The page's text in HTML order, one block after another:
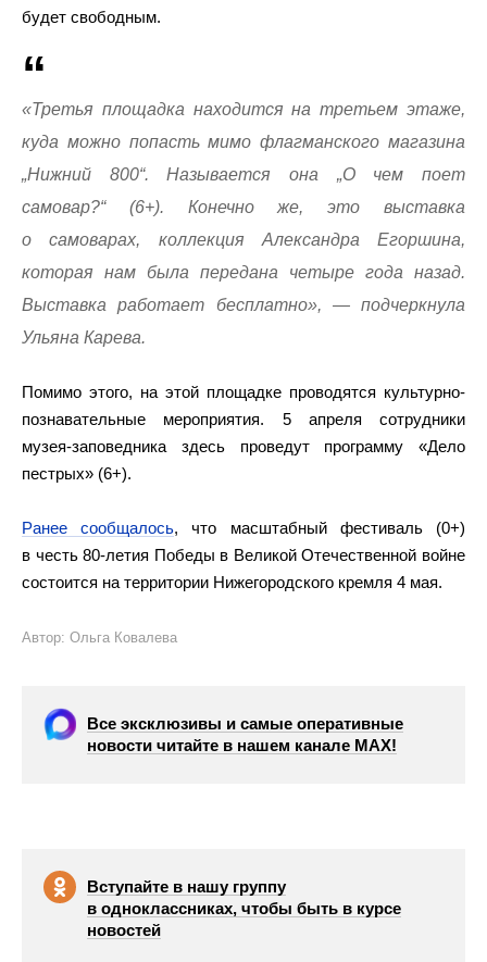
будет свободным.
«Третья площадка находится на третьем этаже,
куда можно попасть мимо флагманского магазина
„Нижний 800“. Называется она „О чем поет
самовар?“ (6+). Конечно же, это выставка
о самоварах, коллекция Александра Егоршина,
которая нам была передана четыре года назад.
Выставка работает бесплатно», — подчеркнула
Ульяна Карева.
Помимо этого, на этой площадке проводятся культурно-
познавательные мероприятия. 5 апреля сотрудники
музея-заповедника здесь проведут программу «Дело
пестрых» (6+).
Ранее сообщалось, что масштабный фестиваль (0+)
в честь 80-летия Победы в Великой Отечественной войне
состоится на территории Нижегородского кремля 4 мая.
Автор: Ольга Ковалева
Все эксклюзивы и самые оперативные
новости читайте в нашем канале МАХ!
Вступайте в нашу группу
в одноклассниках, чтобы быть в курсе
новостей